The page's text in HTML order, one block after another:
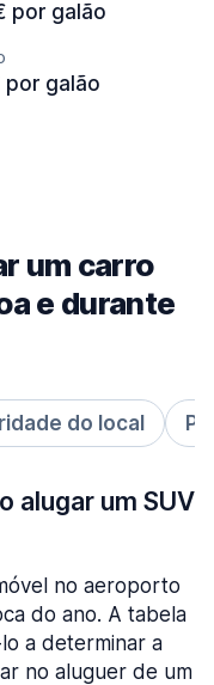
por galão
por galão
um carro
e durante
do local
alugar um SUV
no aeroporto
do ano. A tabela
a determinar a
no aluguer de um